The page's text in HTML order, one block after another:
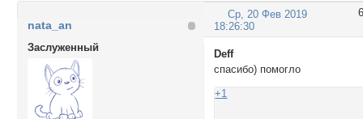
6
Ср, 20 Фев 2019
18:26:30
nata_an
Заслуженный
Deff
спасибо) помогло
+1